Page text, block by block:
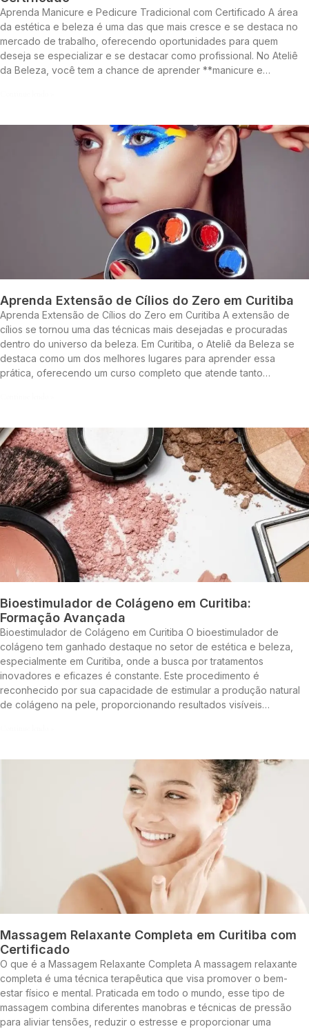
Aprenda Manicure e Pedicure Tradicional com Certificado A área
da estética e beleza é uma das que mais cresce e se destaca no
mercado de trabalho, oferecendo oportunidades para quem
deseja se especializar e se destacar como profissional. No Ateliê
da Beleza, você tem a chance de aprender **manicure e…
Aprenda Extensão de Cílios do Zero em Curitiba
Aprenda Extensão de Cílios do Zero em Curitiba A extensão de
cílios se tornou uma das técnicas mais desejadas e procuradas
dentro do universo da beleza. Em Curitiba, o Ateliê da Beleza se
destaca como um dos melhores lugares para aprender essa
prática, oferecendo um curso completo que atende tanto…
Bioestimulador de Colágeno em Curitiba:
Formação Avançada
Bioestimulador de Colágeno em Curitiba O bioestimulador de
colágeno tem ganhado destaque no setor de estética e beleza,
especialmente em Curitiba, onde a busca por tratamentos
inovadores e eficazes é constante. Este procedimento é
reconhecido por sua capacidade de estimular a produção natural
de colágeno na pele, proporcionando resultados visíveis…
Massagem Relaxante Completa em Curitiba com
Certificado
O que é a Massagem Relaxante Completa A massagem relaxante
completa é uma técnica terapêutica que visa promover o bem-
estar físico e mental. Praticada em todo o mundo, esse tipo de
massagem combina diferentes manobras e técnicas de pressão
para aliviar tensões, reduzir o estresse e proporcionar uma